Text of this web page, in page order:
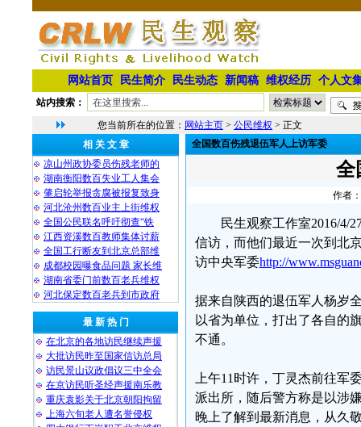
网站首页 民生简介 民生动态 新闻稿 维权经历 个人文
站内搜索：
您当前所在的位置： 网站主页 > 公民维权 > 正文
相 关 文 章
凉山州政协委员伤残老师的
湖南衡阳数百失业工人集会
肇启轮举报贪腐被报复致身
河北沧州数百业主上街维权
全国公民联名呼吁彻查“铁
江西资溪数百教师集体讨薪
全国工行断友到北京总部维
成都校园曝食品问题 家长维
湖南省委门前数百老兵维权
河北保定数百老兵到市政府
最 新 热 门
在北京的各地访民继续声援
大批访民昨至国家信访总局
访民景山议政倡议三中全会
在京访民听圣经声援南乐教
重庆袁影关于北京朝阳拘留
上海六旬老人遭名誉侵权
全国数百伤残退伍军人上访军委
全
作者
民生观察工作室2016/4/
信访，而他们最近一次到北
访中央军委http://
据来自陕西的退伍军人杨岁
以省为单位，打出了各自的
不通。
上午11时许，丁灵杰前往
派出所，随后警方称是以涉
晚上了解到最新消息，从久